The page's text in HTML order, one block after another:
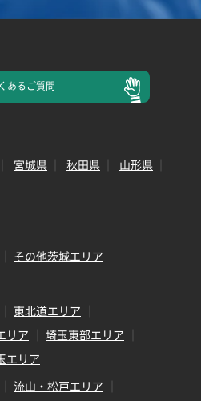
あるご質問
宮城県 秋田県
山形県
その他茨城エリア
東北道エリア
リア
埼玉東部エリア
エリア
流山・松戸エリア